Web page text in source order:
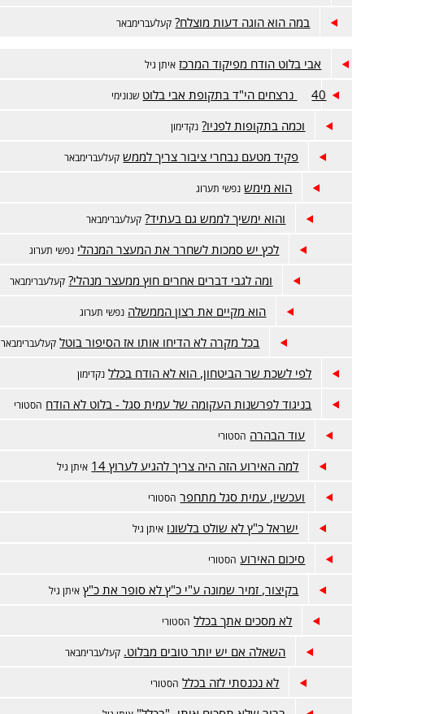
במה הוא הוגה דעות מוצלח? קעלעברימבאר
אבי בלוט הודח מפיקוד המרכז איתן גיל
40 נרצחים הי"ד בתקופת אבי בלוט שנונימי
וכמה בתקופות לפניו? נקדימון
פקיד מטעם נבחרי ציבור צריך לממש קעלעברימבאר
הוא מימש נפשי תערוג
והוא ימשיך לממש גם בעתיד? קעלעברימבאר
לכץ יש סמכות לשחרר את המעצר המנהלי נפשי תערוג
ומה לגבי דברים אחרים חוץ ממעצר מנהלי? קעלעברימבאר
הוא מקיים את רצון הממשלה נפשי תערוג
בכל מקרה לא הדיחו אותו אז הסיפור בוטל קעלעברימבאר
לפי לשכת שר הביטחון, הוא לא הודח בכלל נקדימון
בניגוד לפרשנות העקומה של עמית סגל - בלוט לא הודח הסטורי
עוד הבהרה הסטורי
למה האירוע הזה היה צריך להגיע לערוץ 14 איתן גיל
ועכשיו, עמית סגל מתחפר הסטורי
ישראל כ"ץ לא שולט בלשונו איתן גיל
סיכום האירוע הסטורי
בקיצור, זמיר שמונה ע"י כ"ץ לא סופר את כ"ץ איתן גיל
לא מסכים אתך בכלל הסטורי
השאלה אם יש יותר טובים מבלוט. קעלעברימבאר
לא נכנסתי לזה בכלל הסטורי